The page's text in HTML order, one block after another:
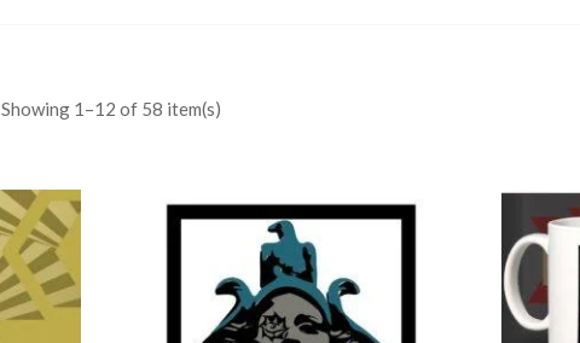
Showing 1–12 of 58 item(s)